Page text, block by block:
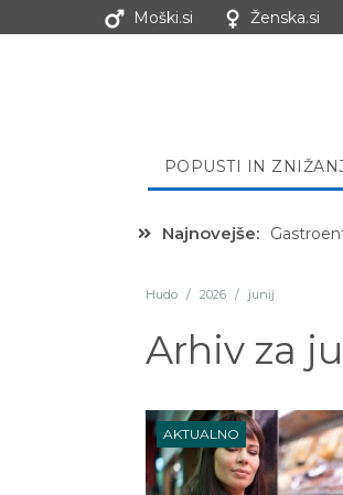
Moški.si Ženska.si
POPUSTI IN
Najnovejše:
Hudo / 2026 / junij
Arhiv za
AKTUALNO